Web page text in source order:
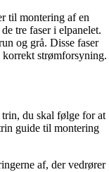
til montering af en
tre faser i elpanelet.
og grå. Disse faser
strømforsyning.
du skal følge for at
guide til montering
af, der vedrører